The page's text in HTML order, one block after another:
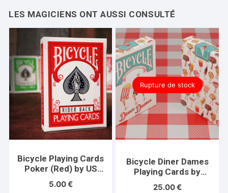
Bicycle Playing Cards
Poker (Red) by US
Playing Card Co
5.00€
Rupture de stock
Bicycle Diner Dames
Playing Cards by
Kelly Gilleran
25.00€